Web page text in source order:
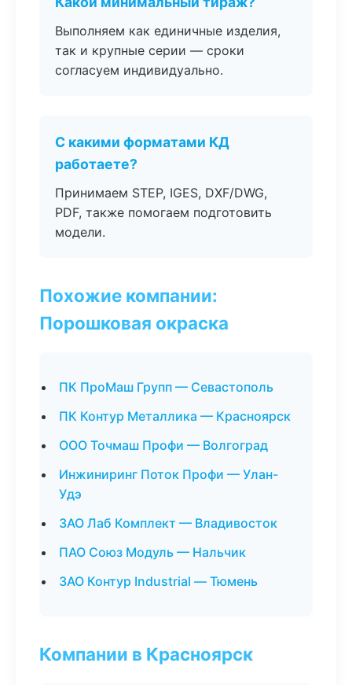
Выполняем как единичные изделия,
так и крупные серии — сроки
согласуем индивидуально.
С какими форматами КД
работаете?
Принимаем STEP, IGES, DXF/DWG,
PDF, также помогаем подготовить
модели.
Похожие компании:
Порошковая окраска
ПК ПроМаш Групп — Севастополь
ПК Контур Металлика — Красноярск
ООО Точмаш Профи — Волгоград
Инжиниринг Поток Профи — Улан-
Удэ
ЗАО Лаб Комплект — Владивосток
ПАО Союз Модуль — Нальчик
ЗАО Контур Industrial — Тюмень
Компании в Красноярск